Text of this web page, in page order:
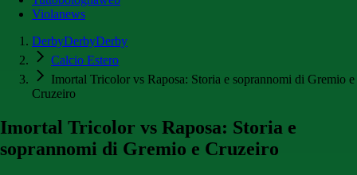
Violanews
DerbyDerbyDerby
Calcio Estero
Imortal Tricolor vs Raposa: Storia e soprannomi di Gremio e
Cruzeiro
Imortal Tricolor vs Raposa: Storia e
soprannomi di Gremio e Cruzeiro